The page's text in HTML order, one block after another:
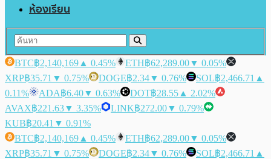
ห้องเรียน
BTC฿2,140,169 ▲ 0.45% ETH฿62,289.00▼ 0.05%
XRP฿35.71 ▼ 0.75% DOGE฿2.34▼ 0.76% SOL฿2,466.71 ▲
0.11%
ADA฿6.40▼ 0.63% DOT฿28.55 ▲ 2.02%
AVAX฿221.63▼ 3.35% LINK฿272.00▼ 0.79%
KUB฿20.41 ▼ 0.91%
BTC฿2,140,169 ▲ 0.45% ETH฿62,289.00▼ 0.05%
XRP฿35.71 ▼ 0.75% DOGE฿2.34▼ 0.76% SOL฿2,466.71 ▲